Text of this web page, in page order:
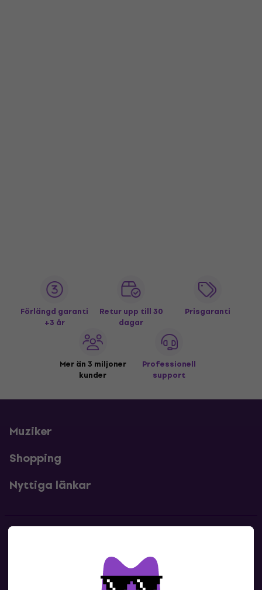
Förlängd garanti
+3 år
Retur upp till 30
dagar
Prisgaranti
Mer än 3 miljoner
kunder
Professionell
support
Muziker
Shopping
Nyttiga länkar
Kontakta oss